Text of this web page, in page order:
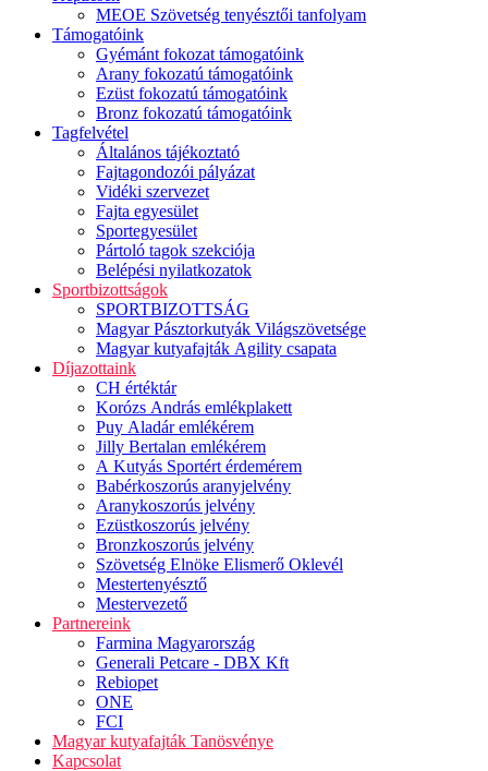
MEOE Szövetség tenyésztői tanfolyam
Támogatóink
Gyémánt fokozat támogatóink
Arany fokozatú támogatóink
Ezüst fokozatú támogatóink
Bronz fokozatú támogatóink
Tagfelvétel
Általános tájékoztató
Fajtagondozói pályázat
Vidéki szervezet
Fajta egyesület
Sportegyesület
Pártoló tagok szekciója
Belépési nyilatkozatok
Sportbizottságok
SPORTBIZOTTSÁG
Magyar Pásztorkutyák Világszövetsége
Magyar kutyafajták Agility csapata
Díjazottaink
CH értéktár
Korózs András emlékplakett
Puy Aladár emlékérem
Jilly Bertalan emlékérem
A Kutyás Sportért érdemérem
Babérkoszorús aranyjelvény
Aranykoszorús jelvény
Ezüstkoszorús jelvény
Bronzkoszorús jelvény
Szövetség Elnöke Elismerő Oklevél
Mestertenyésztő
Mestervezető
Partnereink
Farmina Magyarország
Generali Petcare - DBX Kft
Rebiopet
ONE
FCI
Magyar kutyafajták Tanösvénye
Kapcsolat